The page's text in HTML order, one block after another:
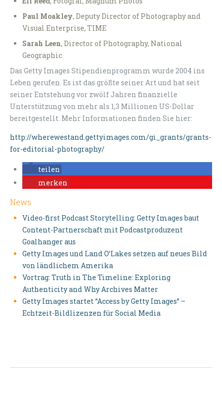
Paul Moakley, Deputy Director of Photography and
Visual Enterprise, TIME
Sarah Leen, Director of Photography, National
Geographic
Das Getty Images Stipendienprogramm wurde 2004 ins
Leben gerufen. Es ist das größte seiner Art und hat seit
seiner Entstehung vor zwölf Jahren finanzielle
Unterstützung von mehr als 1,3 Millionen US-Dollar
bereitgestellt. Mehr Informationen finden Sie hier:
http://wherewestand.gettyimages.com/gi_grants/grants-
for-editorial-photography/
teilen
merken
News
Video-first Podcast Storytelling: Getty Images baut
Content-Partnerschaft mit Podcastproduzent
Goalhanger aus
Getty Images und Land O’Lakes setzen auf neues Bild
von ländlichem Amerika
Vortrag: Truth in The Timeline: Exploring
Authenticity and Why Archives Matter
Getty Images startet “Access by Getty Images” –
Echtzeit-Bildlizenzen für Social Media